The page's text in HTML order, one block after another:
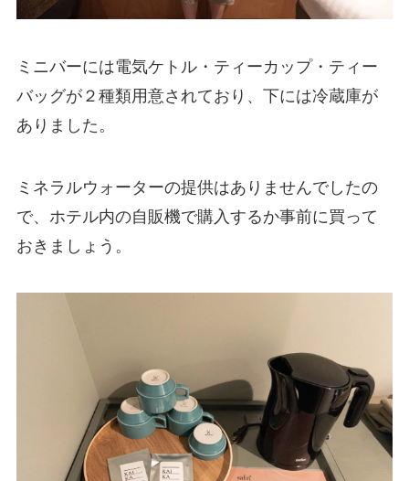
ミニバーには電気ケトル・ティーカップ・ティー
バッグが２種類用意されており、下には冷蔵庫が
ありました。
ミネラルウォーターの提供はありませんでしたの
で、ホテル内の自販機で購入するか事前に買って
おきましょう。